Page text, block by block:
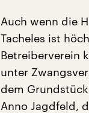
Auch wenn die
Tacheles ist
Betreiberverein
unter
dem
Anno Jagdfeld,